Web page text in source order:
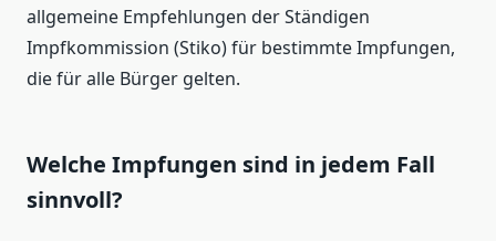
allgemeine Empfehlungen der Ständigen
Impfkommission (Stiko) für bestimmte Impfungen,
die für alle Bürger gelten.
Welche Impfungen sind in jedem Fall
sinnvoll?